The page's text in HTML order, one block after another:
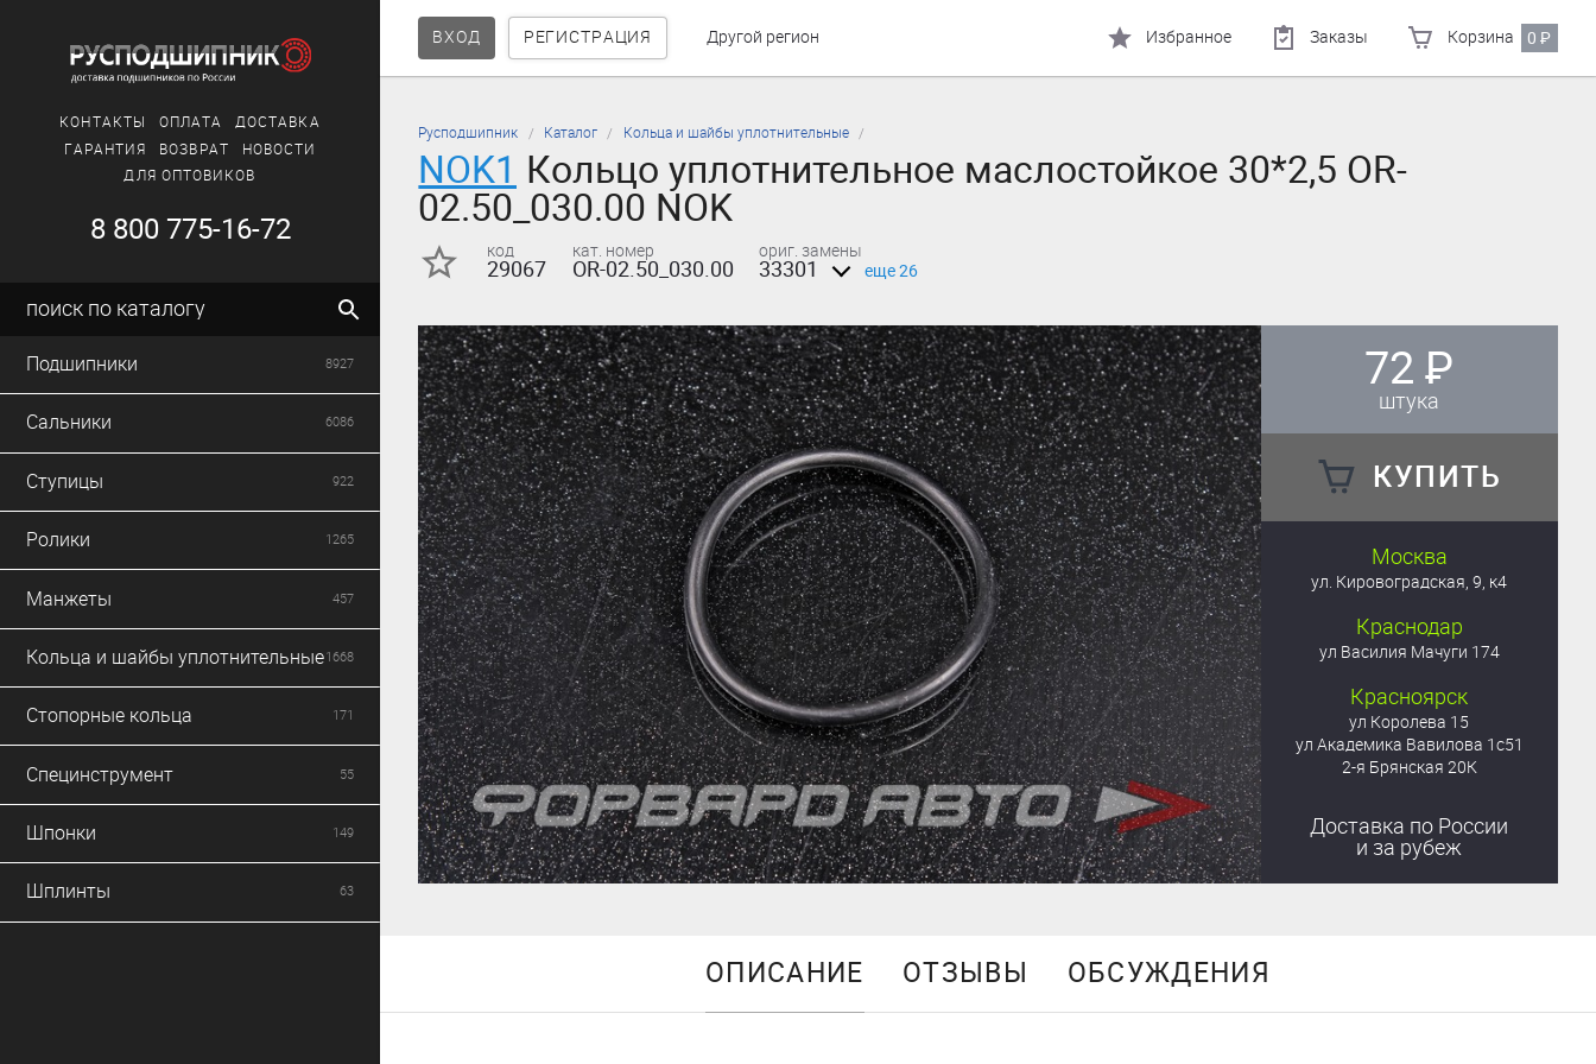
ВХОД РЕГИСТРАЦИЯ Другой регион Избранное Заказы Корзина 0₽
КОНТАКТЫ ОПЛАТА
ДОСТАВКА
ГАРАНТИЯ
ВОЗВРАТ
НОВОСТИ
ДЛЯ ОПТОВИКОВ
8 800 775-16-72
поиск по каталогу
Подшипники 8927
Сальники 6086
Ступицы 922
Ролики 1265
Манжеты 457
Кольца и шайбы уплотнительные1668
Стопорные кольца 171
Специнструмент 55
Шпонки 149
Шплинты 63
Русподшипник Каталог Кольца и шайбы уплотнительные
NOK1 Кольцо уплотнительное маслостойкое 30*2,5 OR-
02.50_030.00 NOK
код
29067
кат. номер
OR-02.50_030.00
ориг. замены
33301 еще 26
72₽
штука
КУПИТЬ
Москва
ул. Кировоградская, 9, к4
Краснодар
ул Василия Мачуги 174
Красноярск
ул Королева 15
ул Академика Вавилова 1с51
2-я Брянская 20К
Доставка по России
и за рубеж
ОПИСАНИЕ ОТЗЫВЫ ОБСУЖДЕНИЯ